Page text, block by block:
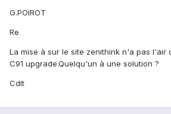
G.POIROT
Re
La mise à sur le site zenithink n'a pas l'air
C91 upgrade.Quelqu'un à une solution ?
Cdlt